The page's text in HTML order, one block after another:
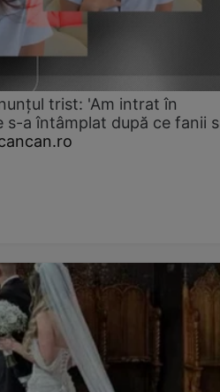
trist: 'Am intrat în
s-a întâmplat după ce fanii